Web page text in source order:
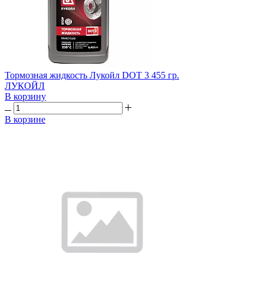
Тормозная жидкость Лукойл DOT 3 455 гр.
ЛУКОЙЛ
В корзину
В корзине